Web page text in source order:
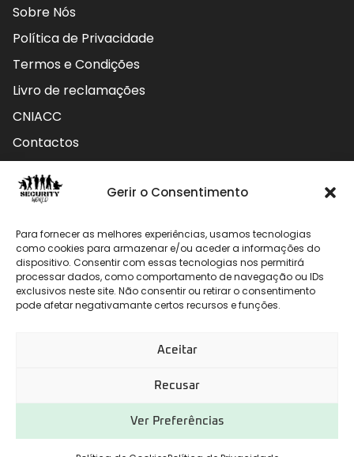
Gerir o Consentimento
Para fornecer as melhores experiências, usamos tecnologias
como cookies para armazenar e/ou aceder a informações do
dispositivo. Consentir com essas tecnologias nos permitirá
processar dados, como comportamento de navegação ou IDs
exclusivos neste site. Não consentir ou retirar o consentimento
pode afetar negativamante certos recursos e funções.
Aceitar
Recusar
Ver Preferências
Sobre Nós
Política de Privacidade
Termos e Condições
Livro de reclamações
CNIACC
Contactos
Contactos
912 009 740 (Chamada para rede móvel nacional)
geral@securityworld.pt
Desenvolvido por CHITAS WEBSOLUTIONS